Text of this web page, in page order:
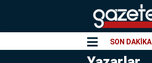
SON DAKİKA